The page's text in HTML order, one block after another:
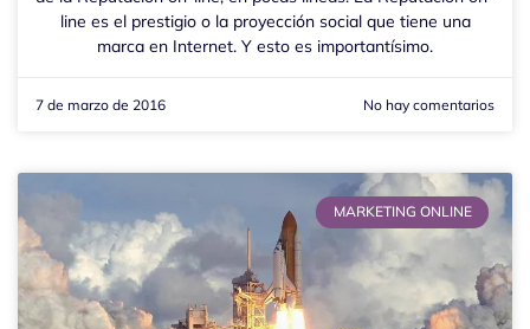
line es el prestigio o la proyección social que tiene una
marca en Internet. Y esto es importantísimo.
7 de marzo de 2016 No hay comentarios
MARKETING ONLINE